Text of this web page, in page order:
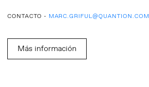
CONTACTO - MARC.GRIFUL@QUANTION.COM
Más información